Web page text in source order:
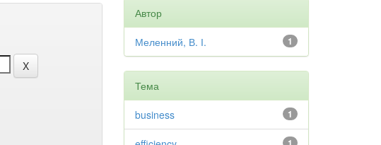
Автор
1
Меленний, В. І.
Тема
1
business